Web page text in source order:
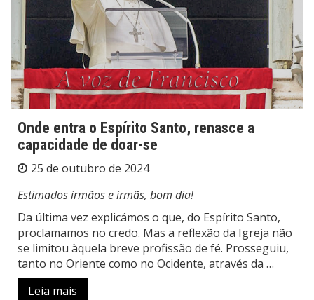
Onde entra o Espírito Santo, renasce a
capacidade de doar-se
25 de outubro de 2024
Estimados irmãos e irmãs, bom dia!
Da última vez explicámos o que, do Espírito Santo,
proclamamos no credo. Mas a reflexão da Igreja não
se limitou àquela breve profissão de fé. Prosseguiu,
tanto no Oriente como no Ocidente, através da …
Leia mais